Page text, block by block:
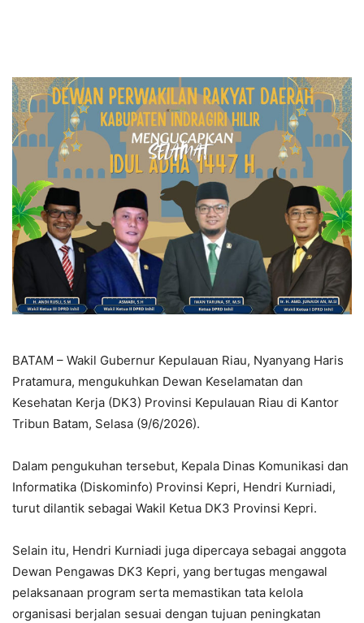
BATAM – Wakil Gubernur Kepulauan Riau, Nyanyang Haris
Pratamura, mengukuhkan Dewan Keselamatan dan
Kesehatan Kerja (DK3) Provinsi Kepulauan Riau di Kantor
Tribun Batam, Selasa (9/6/2026).
Dalam pengukuhan tersebut, Kepala Dinas Komunikasi dan
Informatika (Diskominfo) Provinsi Kepri, Hendri Kurniadi,
turut dilantik sebagai Wakil Ketua DK3 Provinsi Kepri.
Selain itu, Hendri Kurniadi juga dipercaya sebagai anggota
Dewan Pengawas DK3 Kepri, yang bertugas mengawal
pelaksanaan program serta memastikan tata kelola
organisasi berjalan sesuai dengan tujuan peningkatan